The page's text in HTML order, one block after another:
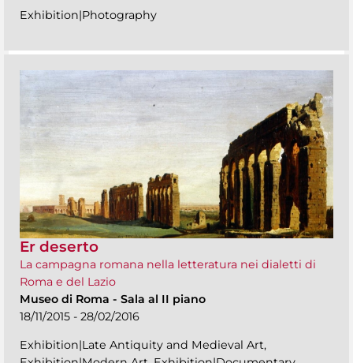
Exhibition|Photography
Er deserto
La campagna romana nella letteratura nei dialetti di
Roma e del Lazio
Museo di Roma - Sala al II piano
18/11/2015 - 28/02/2016
Exhibition|Late Antiquity and Medieval Art,